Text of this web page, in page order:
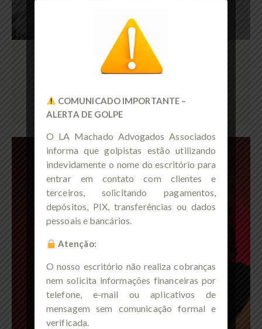
DR. LUIZ ANTONIO MUNIZ
MACHADO
Sócio Fundador
COMUNICADO IMPORTANTE –
ALERTA DE GOLPE
O LA Machado Advogados Associados
informa que golpistas estão utilizando
indevidamente o nome do escritório para
entrar em contato com clientes e
terceiros, solicitando pagamentos,
depósitos, PIX, transferências ou dados
pessoais e bancários.
Atenção:
O nosso escritório não realiza cobranças
nem solicita informações financeiras por
telefone, e-mail ou aplicativos de
mensagem sem comunicação formal e
verificada.